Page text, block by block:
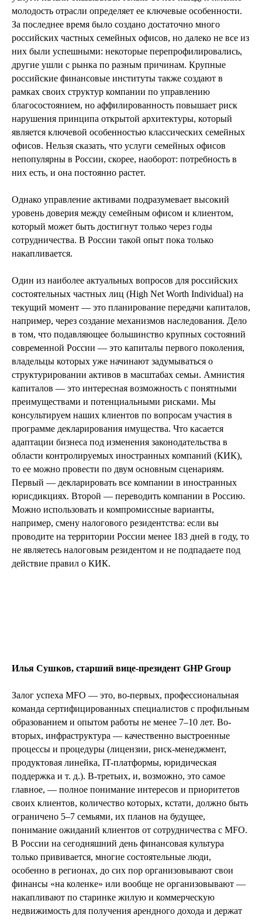
молодость отрасли определяет ее ключевые особенности.
За последнее время было создано достаточно много
российских частных семейных офисов, но далеко не все из
них были успешными: некоторые перепрофилировались,
другие ушли с рынка по разным причинам. Крупные
российские финансовые институты также создают в
рамках своих структур компании по управлению
благосостоянием, но аффилированность повышает риск
нарушения принципа открытой архитектуры, который
является ключевой особенностью классических семейных
офисов. Нельзя сказать, что услуги семейных офисов
непопулярны в России, скорее, наоборот: потребность в
них есть, и она постоянно растет.
Однако управление активами подразумевает высокий
уровень доверия между семейным офисом и клиентом,
который может быть достигнут только через годы
сотрудничества. В России такой опыт пока только
накапливается.
Один из наиболее актуальных вопросов для российских
состоятельных частных лиц (High Net Worth Individual) на
текущий момент — это планирование передачи капиталов,
например, через создание механизмов наследования. Дело
в том, что подавляющее большинство крупных состояний
современной России — это капиталы первого поколения,
владельцы которых уже начинают задумываться о
структурировании активов в масштабах семьи. Амнистия
капиталов — это интересная возможность с понятными
преимуществами и потенциальными рисками. Мы
консультируем наших клиентов по вопросам участия в
программе декларирования имущества. Что касается
адаптации бизнеса под изменения законодательства в
области контролируемых иностранных компаний (КИК),
то ее можно провести по двум основным сценариям.
Первый — декларировать все компании в иностранных
юрисдикциях. Второй — переводить компании в Россию.
Можно использовать и компромиссные варианты,
например, смену налогового резидентства: если вы
проводите на территории России менее 183 дней в году, то
не являетесь налоговым резидентом и не подпадаете под
действие правил о КИК.
Илья Сушков, старший вице-президент GHP Group
Залог успеха MFO — это, во-первых, профессиональная
команда сертифицированных специалистов с профильным
образованием и опытом работы не менее 7–10 лет. Во-
вторых, инфраструктура — качественно выстроенные
процессы и процедуры (лицензии, риск-менеджмент,
продуктовая линейка, IT-платформы, юридическая
поддержка и т. д.). В-третьих, и, возможно, это самое
главное, — полное понимание интересов и приоритетов
своих клиентов, количество которых, кстати, должно быть
ограничено 5–7 семьями, их планов на будущее,
понимание ожиданий клиентов от сотрудничества с MFO.
В России на сегодняшний день финансовая культура
только прививается, многие состоятельные люди,
особенно в регионах, до сих пор организовывают свои
финансы «на коленке» или вообще не организовывают —
накапливают по старинке жилую и коммерческую
недвижимость для получения арендного дохода и держат